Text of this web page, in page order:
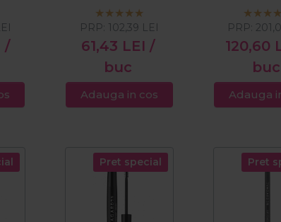
/
8ml
61,43 LEI /
buc
PRP: 102,39 LEI
Adauga in cos
120,60
buc
PRP:
Adauga
Pret special Pret